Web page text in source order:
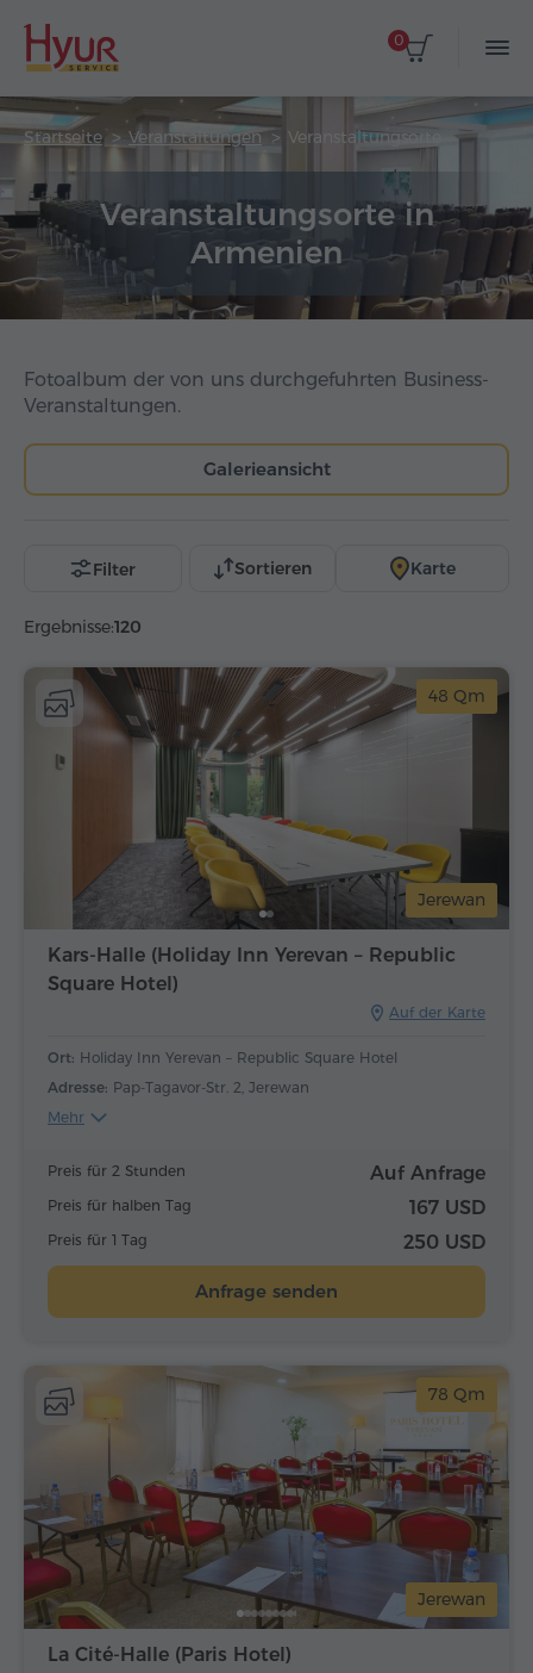
0
Startseite Veranstaltungen Veranstaltungsorte
Veranstaltungsorte in
Armenien
Fotoalbum der von uns durchgefuhrten Business-
Veranstaltungen.
Galerieansicht
Ergebnisse:120
Filter Sortieren Karte
Jerewan
48 Qm
Kars-Halle (Holiday Inn Yerevan – Republic
Square Hotel)
Auf der Karte
Ort: Holiday Inn Yerevan – Republic Square Hotel
Adresse: Pap-Tagavor-Str. 2, Jerewan
Mehr
Preis für 2 Stunden Auf Anfrage
Preis für halben Tag 167 USD
Preis für 1 Tag 250 USD
Anfrage senden
Jerewan
78 Qm
La Cité-Halle (Paris Hotel)